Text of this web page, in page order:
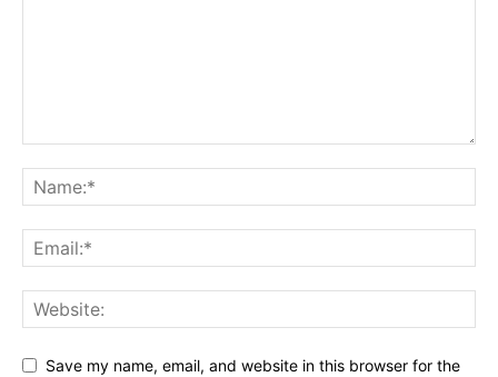
Save my name, email, and website in this browser for the